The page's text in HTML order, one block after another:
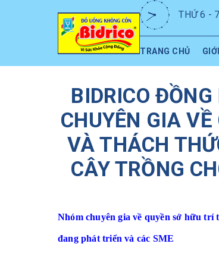
TRANG CHỦ
THỨ 6 -
BIDRICO
CHUYÊN GIA
VÀ THÁCH
CÂY TRỒNG
Nhóm chuyên gia về quyền sở hữu trí
đang phát triển và các SME